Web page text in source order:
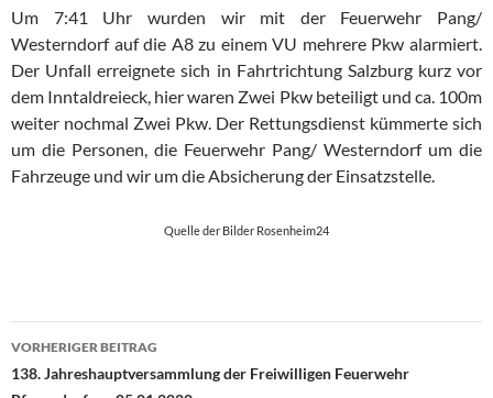
Um 7:41 Uhr wurden wir mit der Feuerwehr Pang/
Westerndorf auf die A8 zu einem VU mehrere Pkw alarmiert.
Der Unfall erreignete sich in Fahrtrichtung Salzburg kurz vor
dem Inntaldreieck, hier waren Zwei Pkw beteiligt und ca. 100m
weiter nochmal Zwei Pkw. Der Rettungsdienst kümmerte sich
um die Personen, die Feuerwehr Pang/ Westerndorf um die
Fahrzeuge und wir um die Absicherung der Einsatzstelle.
Quelle der Bilder Rosenheim24
Beitragsnavigation
VORHERIGER BEITRAG
138. Jahreshauptversammlung der Freiwilligen Feuerwehr